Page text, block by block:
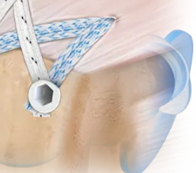
SpeedBridge™
educacionais
há de novo na Arthrex?